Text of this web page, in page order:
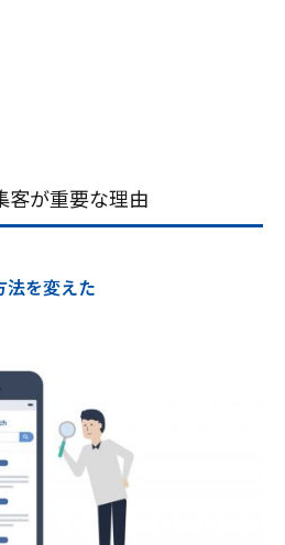
客が重要な理由
法を変えた